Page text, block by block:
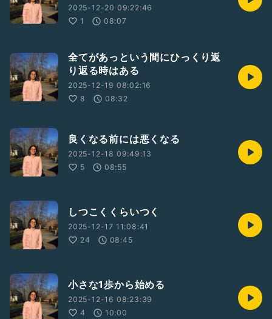
2025-12-20 09:22:46
1
08:07
全てがあっという間にひっくり返
り返る時はある
2025-12-19 08:02:16
8
08:32
良くなる前には悪くなる
2025-12-18 09:49:13
5
08:55
しつこくくらいつく
2025-12-17 11:08:41
24
08:45
小さな1歩から始める
2025-12-16 08:23:39
4
10:00